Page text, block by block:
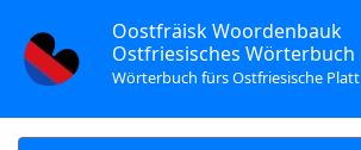
Oostfräisk Woordenbauk
Ostfriesisches Wörterbuch
Wörterbuch fürs Ostfriesische Platt